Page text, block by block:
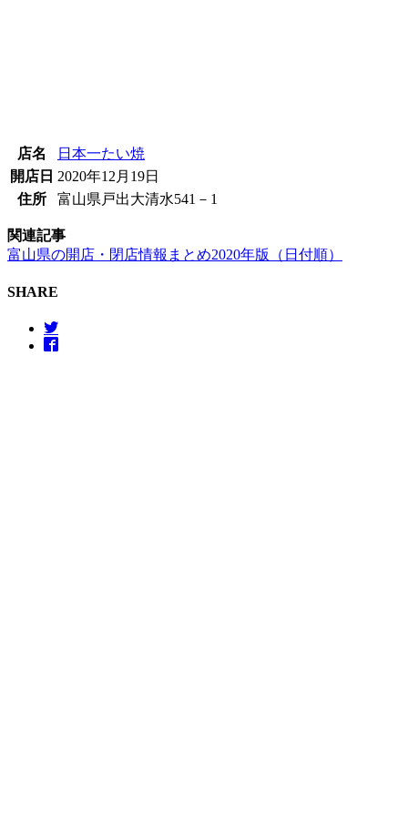
店名
日本一たい焼
開店日 2020年12月19日
住所
富山県戸出大清水541－1
関連記事
富山県の開店・閉店情報まとめ2020年版（日付順）
SHARE